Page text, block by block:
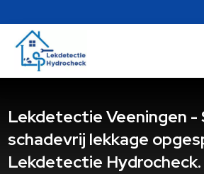
Lekdetectie Veeningen -
schadevrij lekkage
Lekdetectie Hydrocheck.